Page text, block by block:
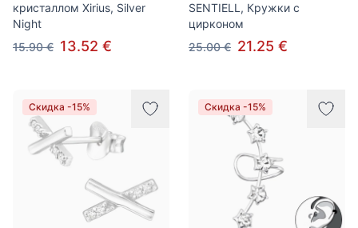
кристаллом Xirius, Silver
Night
15.90 € 13.52 €
SENTIELL, Кружки с
цирконом
25.00 € 21.25 €
Скидка -15% Скидка -15%